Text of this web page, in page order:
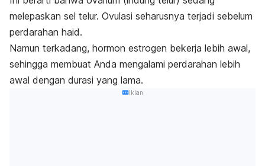
melepaskan sel telur. Ovulasi seharusnya terjadi sebelum
perdarahan haid.
Namun terkadang, hormon estrogen bekerja lebih awal,
sehingga membuat Anda mengalami perdarahan lebih
awal dengan durasi yang lama.
Iklan